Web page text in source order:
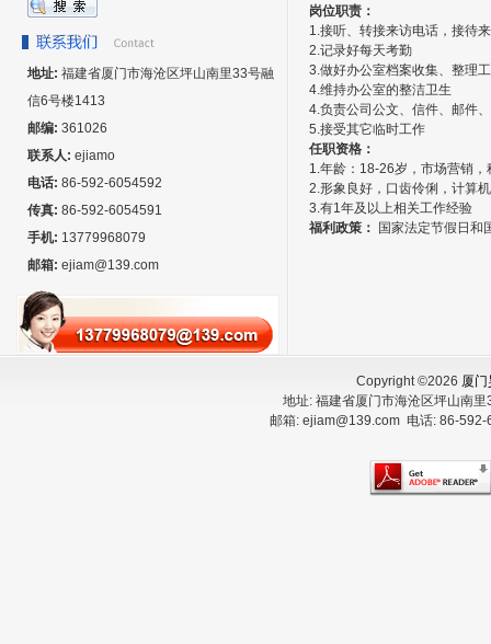
岗位职责：
1.接听、转接来访电话，接待
2.记录好每天考勤
3.做好办公室档案收集、整理
4.维持办公室的整洁卫生
4.负责公司公文、信件、邮件
5.接受其它临时工作
任职资格：
1.年龄：18-26岁，市场营销
2.形象良好，口齿伶俐，计算
3.有1年及以上相关工作经验
福利政策：
国家法定节假日和
地址: 福建省厦门市海沧区坪山南里33号融
信6号楼1413
邮编: 361026
联系人: ejiamo
电话: 86-592-6054592
传真: 86-592-6054591
手机: 13779968079
邮箱: ejiam@139.com
Copyright ©2026 厦
地址: 福建省厦门市海沧区坪山南
邮箱: ejiam@139.com 电话: 86-